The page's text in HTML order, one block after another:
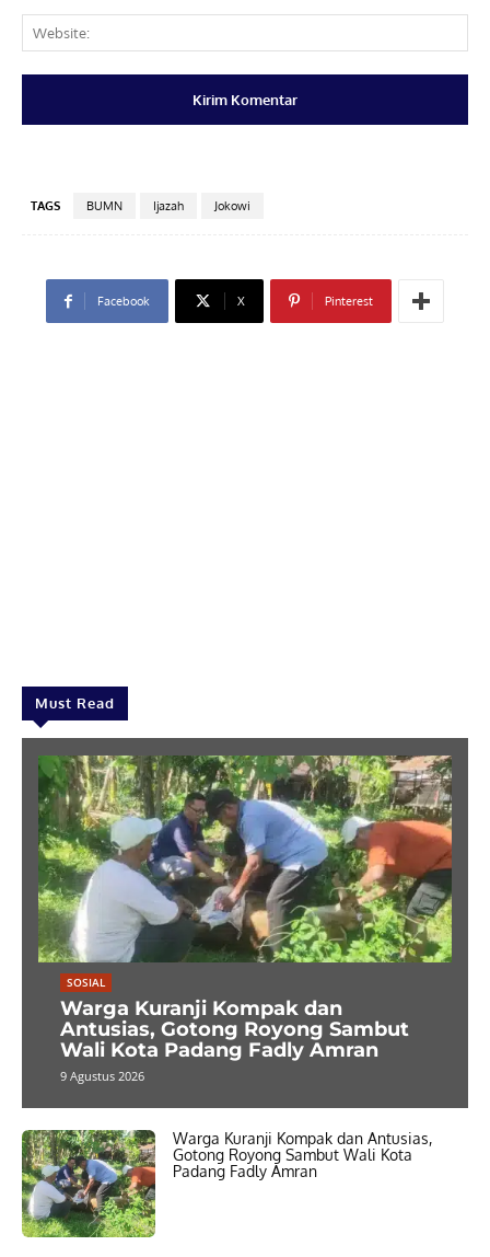
TAGS BUMN Ijazah Jokowi
Facebook X Pinterest
Must Read
SOSIAL
Warga Kuranji Kompak dan
Antusias, Gotong Royong Sambut
Wali Kota Padang Fadly Amran
9 Agustus 2026
Warga Kuranji Kompak dan Antusias,
Gotong Royong Sambut Wali Kota
Padang Fadly Amran